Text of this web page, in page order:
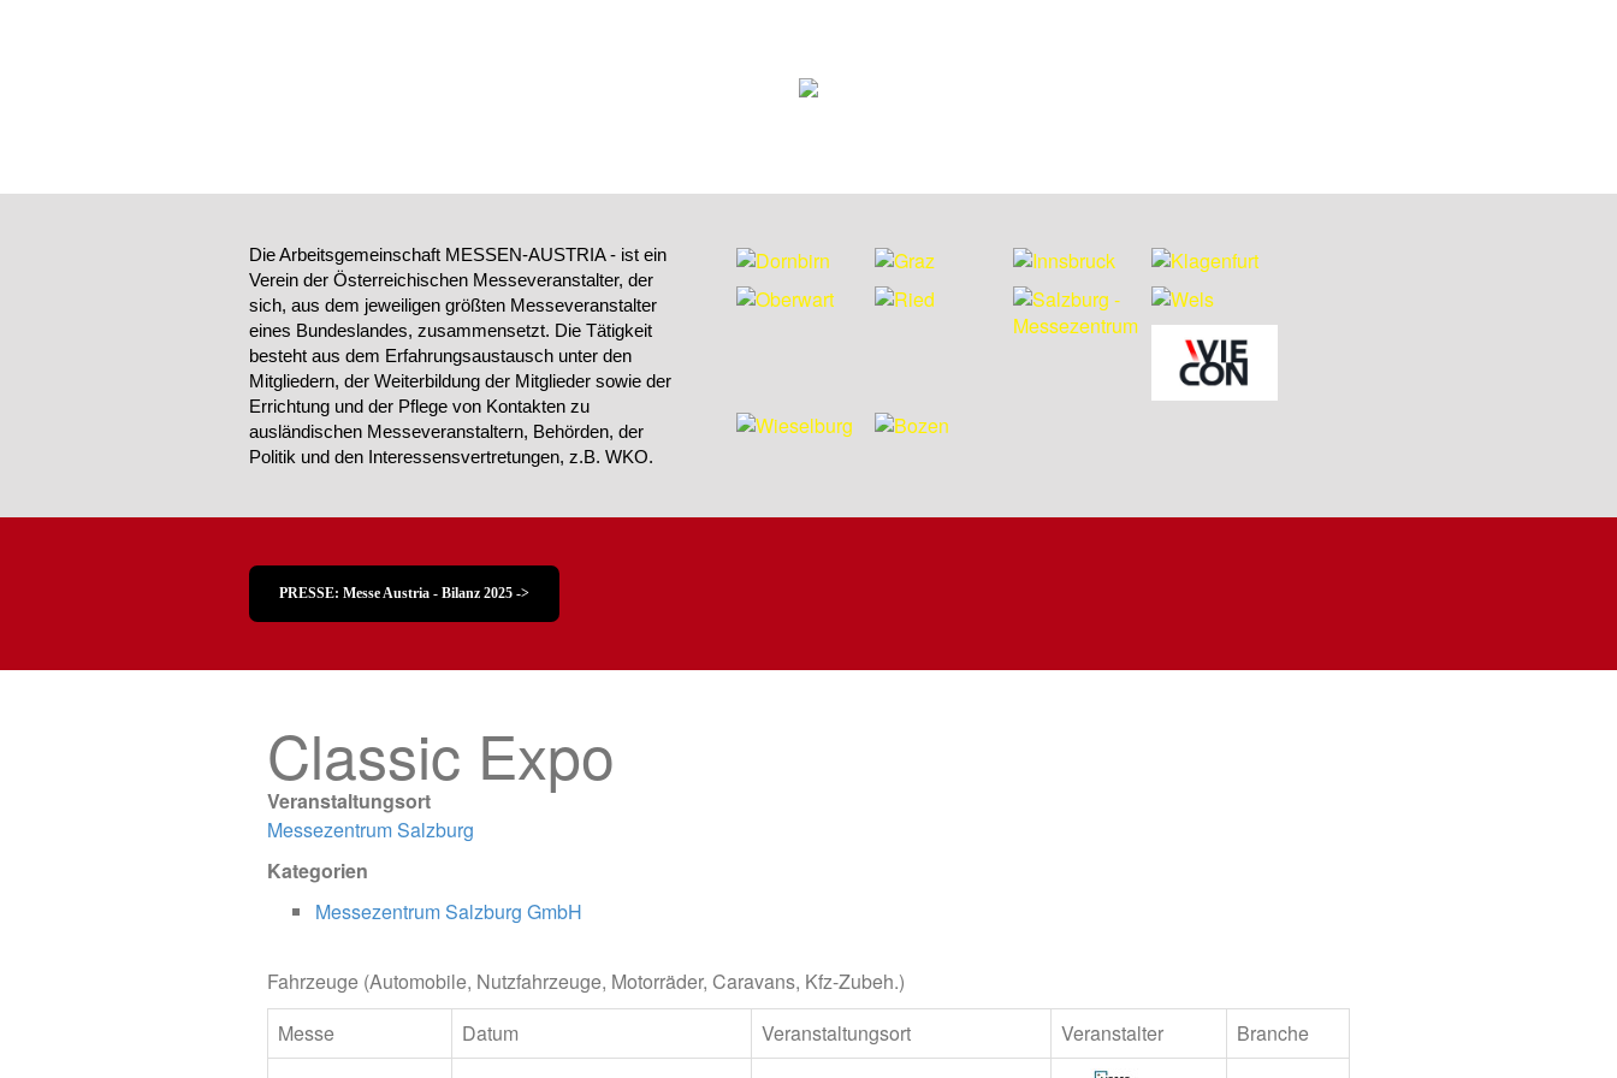
Die Arbeitsgemeinschaft MESSEN-AUSTRIA - ist ein
Verein der Österreichischen Messeveranstalter, der
sich, aus dem jeweiligen größten Messeveranstalter
eines Bundeslandes, zusammensetzt. Die Tätigkeit
besteht aus dem Erfahrungsaustausch unter den
Mitgliedern, der Weiterbildung der Mitglieder sowie der
Errichtung und der Pflege von Kontakten zu
ausländischen Messeveranstaltern, Behörden, der
Politik und den Interessensvertretungen, z.B. WKO.
PRESSE: Messe Austria - Bilanz 2025 ->
Classic Expo
Veranstaltungsort
Messezentrum Salzburg
Kategorien
Messezentrum Salzburg GmbH
Fahrzeuge (Automobile, Nutzfahrzeuge, Motorräder, Caravans, Kfz-Zubeh.)
Messe
Datum Veranstaltungsort Veranstalter
Branche